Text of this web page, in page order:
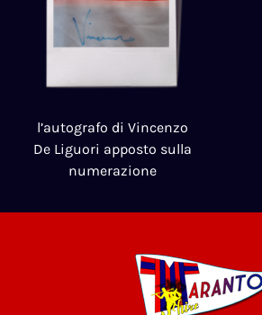
l’autografo di Vincenzo
De Liguori apposto sulla
numerazione